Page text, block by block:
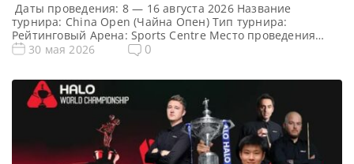
Даты проведения: 8 — 16 августа 2026 Название
турнира: China Open (Чайна Опен) Тип турнира:
Рейтинговый Арена: Sports Centre Место проведения
(населенный пункт, город, страна): Тайюань
предыдущего турнира: Нил Робертсон (2019) Турнирная
таблица China Open 2026: Чайна Опен 2026 cнукер —
турнирная сетка рейтингового […]
30 мая 2026 0